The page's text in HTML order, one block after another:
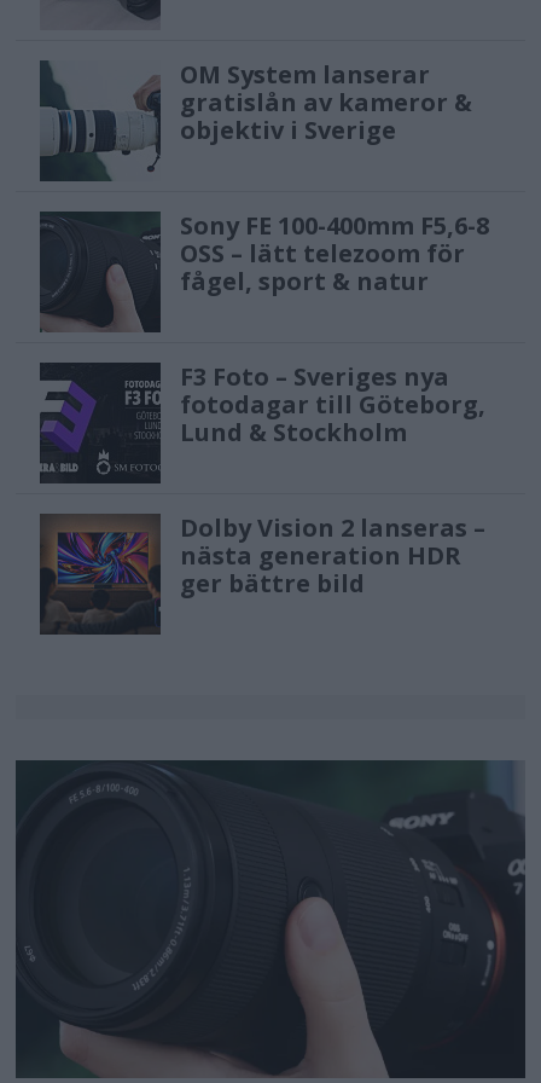
OM System lanserar
gratislån av kameror &
objektiv i Sverige
Sony FE 100-400mm F5,6-8
OSS – lätt telezoom för
fågel, sport & natur
F3 Foto – Sveriges nya
fotodagar till Göteborg,
Lund & Stockholm
Dolby Vision 2 lanseras –
nästa generation HDR
ger bättre bild